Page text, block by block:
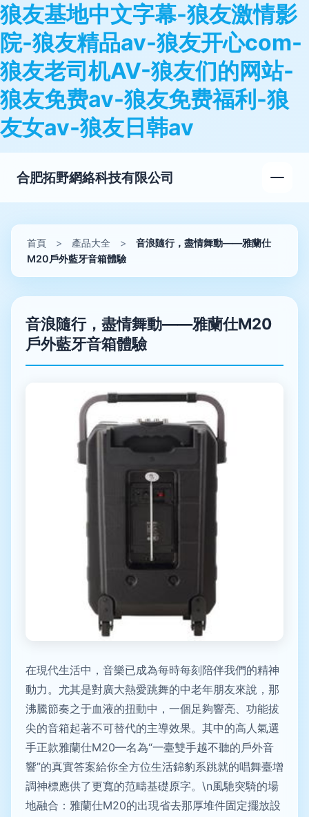
狼友基地中文字幕-狼友激情影
院-狼友精品av-狼友开心com-
狼友老司机AV-狼友们的网站-
狼友免费av-狼友免费福利-狼
友女av-狼友日韩av
合肥拓野網絡科技有限公司
首頁 > 產品大全 >
音浪隨行，盡情舞動——雅蘭仕
M20戶外藍牙音箱體驗
音浪隨行，盡情舞動——雅蘭仕M20
戶外藍牙音箱體驗
在現代生活中，音樂已成為每時每刻陪伴我們的精神
動力。尤其是對廣大熱愛跳舞的中老年朋友來說，那
沸騰節奏之于血液的扭動中，一個足夠響亮、功能拔
尖的音箱起著不可替代的主導效果。其中的高人氣選
手正款雅蘭仕M20—名為“一臺雙手越不聽的戶外音
響”的真實答案給你全方位生活錦豹系跳就的唱舞臺增
調神標應供了更寬的范疇基礎原字。\n風馳突騎的場
地融合：雅蘭仕M20的出現省去那厚堆件固定擺放設